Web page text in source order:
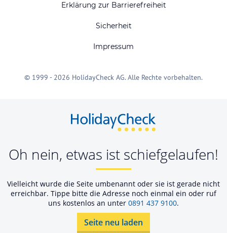
Erklärung zur Barrierefreiheit
Sicherheit
Impressum
© 1999 - 2026 HolidayCheck AG. Alle Rechte vorbehalten.
Oh nein, etwas ist schiefgelaufen!
Vielleicht wurde die Seite umbenannt oder sie ist gerade nicht
erreichbar. Tippe bitte die Adresse noch einmal ein oder ruf
uns kostenlos an unter 0891 437 9100.
Seite neu laden